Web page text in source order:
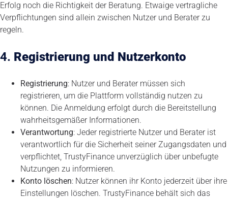
Erfolg noch die Richtigkeit der Beratung. Etwaige vertragliche
Verpflichtungen sind allein zwischen Nutzer und Berater zu
regeln.
4. Registrierung und Nutzerkonto
Registrierung: Nutzer und Berater müssen sich
registrieren, um die Plattform vollständig nutzen zu
können. Die Anmeldung erfolgt durch die Bereitstellung
wahrheitsgemäßer Informationen.
Verantwortung: Jeder registrierte Nutzer und Berater ist
verantwortlich für die Sicherheit seiner Zugangsdaten und
verpflichtet, TrustyFinance unverzüglich über unbefugte
Nutzungen zu informieren.
Konto löschen: Nutzer können ihr Konto jederzeit über ihre
Einstellungen löschen. TrustyFinance behält sich das